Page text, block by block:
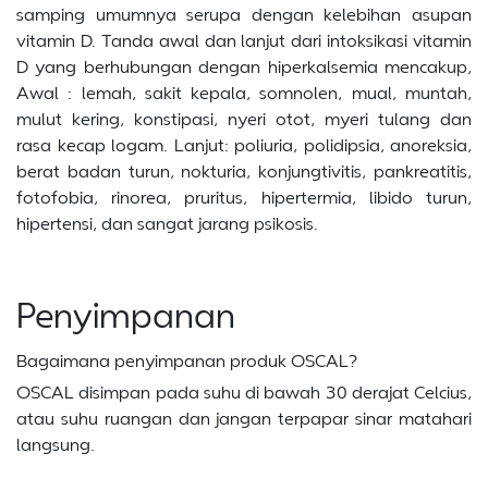
samping umumnya serupa dengan kelebihan asupan
vitamin D. Tanda awal dan lanjut dari intoksikasi vitamin
D yang berhubungan dengan hiperkalsemia mencakup,
Awal : lemah, sakit kepala, somnolen, mual, muntah,
mulut kering, konstipasi, nyeri otot, myeri tulang dan
rasa kecap logam. Lanjut: poliuria, polidipsia, anoreksia,
berat badan turun, nokturia, konjungtivitis, pankreatitis,
fotofobia, rinorea, pruritus, hipertermia, libido turun,
hipertensi, dan sangat jarang psikosis.
Penyimpanan
Bagaimana penyimpanan produk OSCAL?
OSCAL disimpan pada suhu di bawah 30 derajat Celcius,
atau suhu ruangan dan jangan terpapar sinar matahari
langsung.